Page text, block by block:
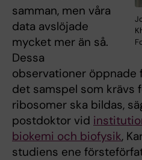
samman, men våra
data avslöjade
mycket mer än så.
Dessa
observationer öppnade
det samspel som krävs
ribosomer ska bildas,
postdoktor vid
biokemi och biofysik,
studiens ene